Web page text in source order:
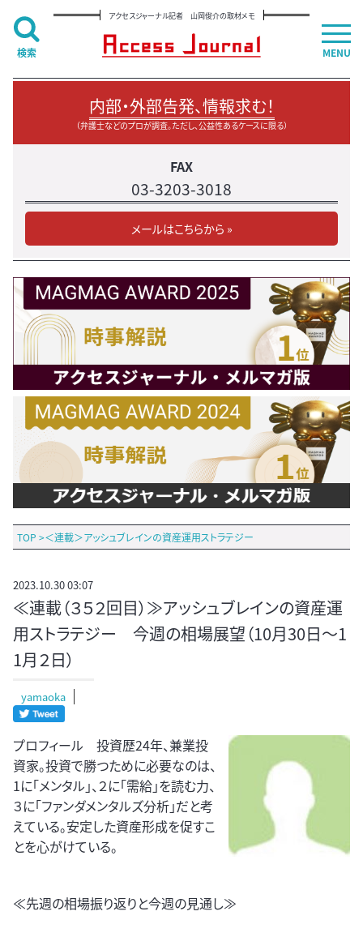
アクセスジャーナル記者 山岡俊介の取材メモ
内部・外部告発、情報求む！
（弁護士などのプロが調査。ただし、公益性あるケースに限る）
FAX
03-3203-3018
メールはこちらから »
TOP >＜連載＞アッシュブレインの資産運用ストラテジー
2023.10.30 03:07
≪連載（３５２回目）≫アッシュブレインの資産運
用ストラテジー 今週の相場展望（10月30日～1
1月２日）
yamaoka
プロフィール 投資歴24年、兼業投
資家。投資で勝つために必要なのは、
1に「メンタル」、２に「需給」を読む力、
３に「ファンダメンタルズ分析」だと考
えている。安定した資産形成を促すこ
とを心がけている。
≪先週の相場振り返りと今週の見通し≫
MENU
検索